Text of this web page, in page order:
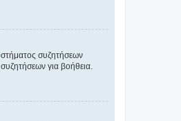
συζητήσεων
για βοήθεια.